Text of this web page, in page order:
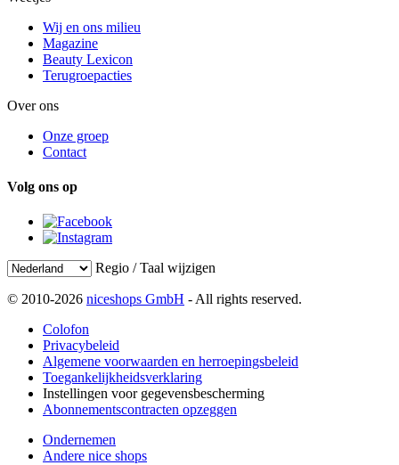
Wij en ons milieu
Magazine
Beauty Lexicon
Terugroepacties
Over ons
Onze groep
Contact
Volg ons op
Regio / Taal wijzigen
© 2010-2026 niceshops GmbH - All rights reserved.
Colofon
Privacybeleid
Algemene voorwaarden en herroepingsbeleid
Toegankelijkheidsverklaring
Instellingen voor gegevensbescherming
Abonnementscontracten opzeggen
Ondernemen
Andere nice shops